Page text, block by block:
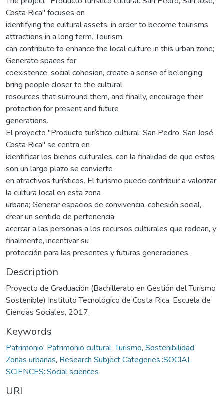
Costa Rica" focuses on
identifying the cultural assets, in order to become tourisms
attractions in a long term. Tourism
can contribute to enhance the local culture in this urban zone;
Generate spaces for
coexistence, social cohesion, create a sense of belonging,
bring people closer to the cultural
resources that surround them, and finally, encourage their
protection for present and future
generations.
El proyecto "Producto turístico cultural: San Pedro, San José,
Costa Rica" se centra en
identificar los bienes culturales, con la finalidad de que estos
son un largo plazo se convierte
en atractivos turísticos. El turismo puede contribuir a valorizar
la cultura local en esta zona
urbana; Generar espacios de convivencia, cohesión social,
crear un sentido de pertenencia,
acercar a las personas a los recursos culturales que rodean, y
finalmente, incentivar su
protección para las presentes y futuras generaciones.
Description
Proyecto de Graduación (Bachillerato en Gestión del Turismo
Sostenible) Instituto Tecnológico de Costa Rica, Escuela de
Ciencias Sociales, 2017.
Keywords
Patrimonio, Patrimonio cultural,Turismo, Sostenibilidad,
Zonas urbanas, Research Subject Categories::SOCIAL
SCIENCES::Social sciences
URI